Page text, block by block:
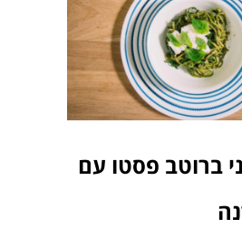
ברוטב פסטו עם